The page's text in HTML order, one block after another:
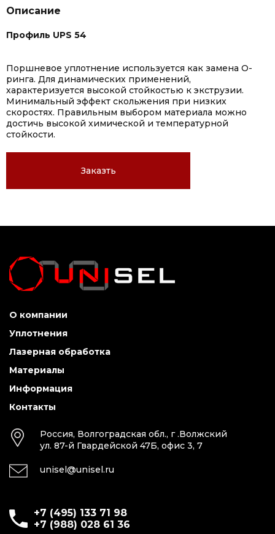
Описание
Профиль UPS 54
Поршневое уплотнение используется как замена О-
ринга. Для динамических применений,
характеризуется высокой стойкостью к экструзии.
Минимальный эффект скольжения при низких
скоростях. Правильным выбором материала можно
достичь высокой химической и температурной
стойкости.
Заказть
О компании
Уплотнения
Лазерная обработка
Материалы
Информация
Контакты
Россия, Волгоградская обл., г .Волжский
ул. 87-й Гвардейской 47Б, офис 3, 7
unisel@unisel.ru
+7 (495) 133 71 98
+7 (988) 028 61 36